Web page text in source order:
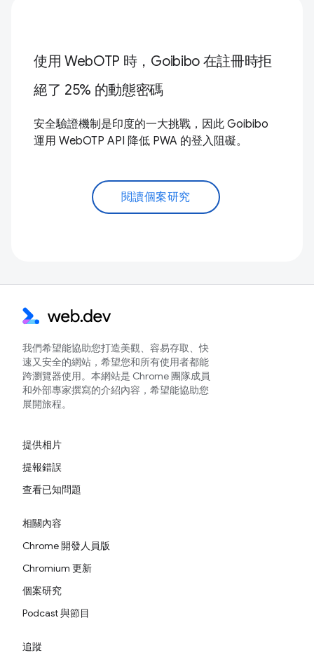
使用 WebOTP 時，Goibibo 在註冊時拒
絕了 25% 的動態密碼
安全驗證機制是印度的一大挑戰，因此 Goibibo
運用 WebOTP API 降低 PWA 的登入阻礙。
閱讀個案研究
我們希望能協助您打造美觀、容易存取、快
速又安全的網站，希望您和所有使用者都能
跨瀏覽器使用。本網站是 Chrome 團隊成員
和外部專家撰寫的介紹內容，希望能協助您
展開旅程。
提供相片
提報錯誤
查看已知問題
相關內容
Chrome 開發人員版
Chromium 更新
個案研究
Podcast 與節目
追蹤